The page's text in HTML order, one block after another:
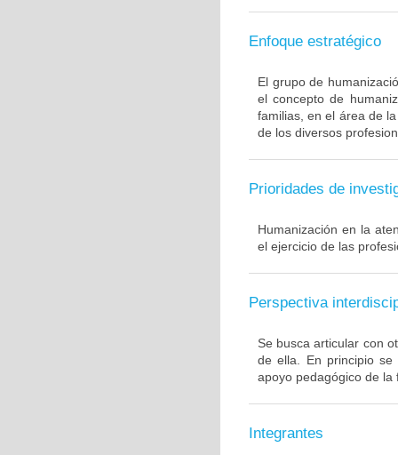
Enfoque estratégico
El grupo de
el concepto de
familias, en el área de
de los diversos
Prioridades de
Humanización en la
el ejercicio de las
Perspectiva
Se busca articular con
de ella. En principio
apoyo pedagógico de la
Integrantes